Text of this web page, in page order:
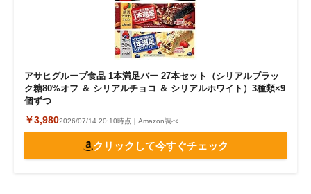
アサヒグループ食品 1本満足バー 27本セット（シリアルブラッ
ク糖80%オフ ＆ シリアルチョコ ＆ シリアルホワイト）3種類×9
個ずつ
￥3,9802026/07/14 20:10時点｜Amazon調べ
クリックして今すぐチェック